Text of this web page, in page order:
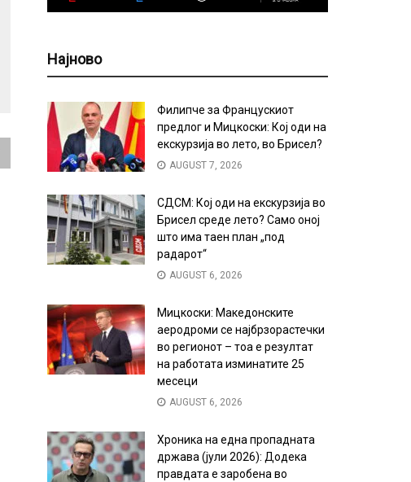
Најново
Филипче за Францускиот
предлог и Мицкоски: Кој оди на
екскурзија во лето, во Брисел?
AUGUST 7, 2026
СДСМ: Кој оди на екскурзија во
Брисел среде лето? Само оној
што има таен план „под
радарот“
AUGUST 6, 2026
Мицкоски: Македонските
аеродроми се најбрзорастечки
во регионот – тоа е резултат
на работата изминатите 25
месеци
AUGUST 6, 2026
Хроника на една пропадната
држава (јули 2026): Додека
правдата е заробена во